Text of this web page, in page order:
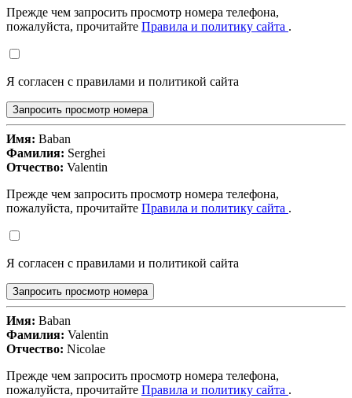
Прежде чем запросить просмотр номера телефона,
пожалуйста, прочитайте Правила и политику сайта .
Я согласен с правилами и политикой сайта
Запросить просмотр номера
Имя: Baban
Фамилия: Serghei
Отчество: Valentin
Прежде чем запросить просмотр номера телефона,
пожалуйста, прочитайте Правила и политику сайта .
Я согласен с правилами и политикой сайта
Запросить просмотр номера
Имя: Baban
Фамилия: Valentin
Отчество: Nicolae
Прежде чем запросить просмотр номера телефона,
пожалуйста, прочитайте Правила и политику сайта .